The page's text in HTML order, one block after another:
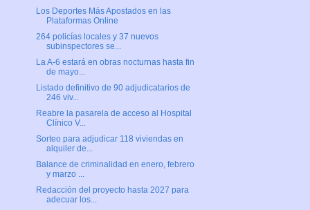
Los Deportes Más Apostados en las
Plataformas Online
264 policías locales y 37 nuevos
subinspectores se...
La A-6 estará en obras nocturnas hasta fin
de mayo...
Listado definitivo de 90 adjudicatarios de
246 viv...
Reabre la pasarela de acceso al Hospital
Clínico V...
Sorteo para adjudicar 118 viviendas en
alquiler de...
Balance de criminalidad en enero, febrero
y marzo ...
Redacción del proyecto hasta 2027 para
adecuar los...